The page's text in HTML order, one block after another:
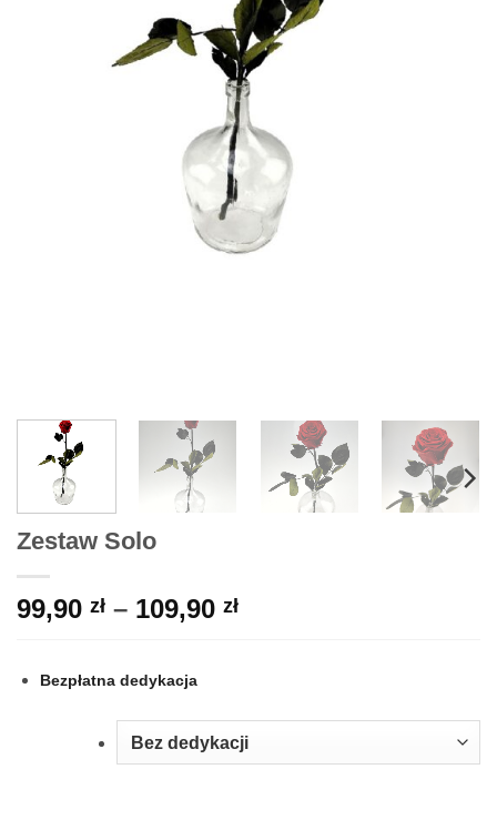
Zestaw Solo
99,90 zł – 109,90 złZakres
do
109,90 zł
Bezpłatna dedykacja